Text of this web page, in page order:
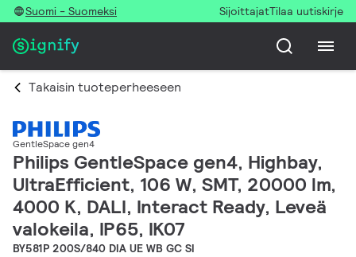
Suomi - Suomeksi SijoittajatTilaa uutiskirje
Takaisin tuoteperheeseen
GentleSpace gen4
Philips GentleSpace gen4, Highbay,
UltraEfficient, 106 W, SMT, 20000 lm,
4000 K, DALI, Interact Ready, Leveä
valokeila, IP65, IK07
BY581P 200S/840 DIA UE WB GC SI